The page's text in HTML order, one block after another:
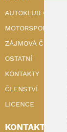
AUTOKLUB ČR
MOTORSPORT
ZÁJMOVÁ ČINNOST
OSTATNÍ
KONTAKTY
ČLENSTVÍ
LICENCE
KONTAKTY